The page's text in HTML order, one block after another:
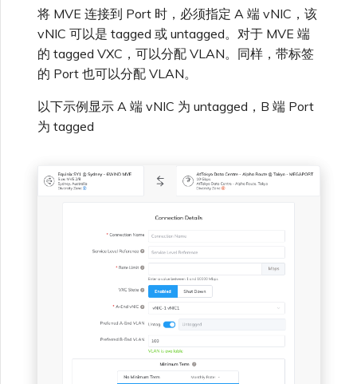
将 MVE 连接到 Port 时，必须指定 A 端 vNIC，该
vNIC 可以是 tagged 或 untagged。对于 MVE 端
的 tagged VXC，可以分配 VLAN。同样，带标签
的 Port 也可以分配 VLAN。
以下示例显示 A 端 vNIC 为 untagged，B 端 Port
为 tagged